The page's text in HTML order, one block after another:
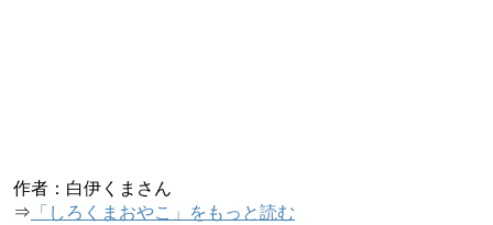
作者：白伊くまさん
⇒ 「しろくまおやこ」をもっと読む